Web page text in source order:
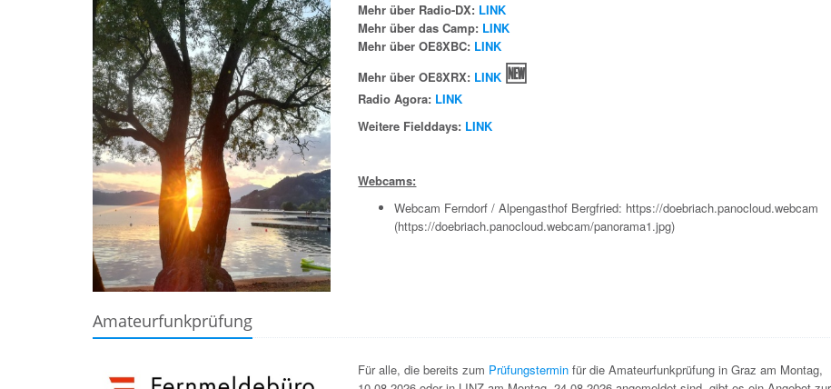
Mehr über Radio-DX: LINK
Mehr über das Camp: LINK
Mehr über OE8XBC: LINK
Mehr über OE8XRX: LINK 🆕
Radio Agora: LINK
Weitere Fielddays: LINK
Webcams:
Webcam Ferndorf / Alpengasthof Bergfried: https://doebriach.panocloud.webcam
(https://doebriach.panocloud.webcam/panorama1.jpg)
Amateurfunkprüfung
Für alle, die bereits zum Prüfungstermin für die Amateurfunkprüfung in Graz am Montag,